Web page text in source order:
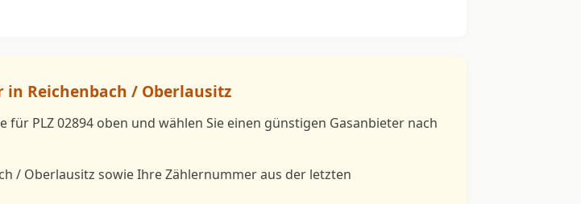
Reichenbach / Oberlausitz
für PLZ 02894 oben und wählen Sie einen günstigen Gasanbieter nach
/ Oberlausitz sowie Ihre Zählernummer aus der letzten